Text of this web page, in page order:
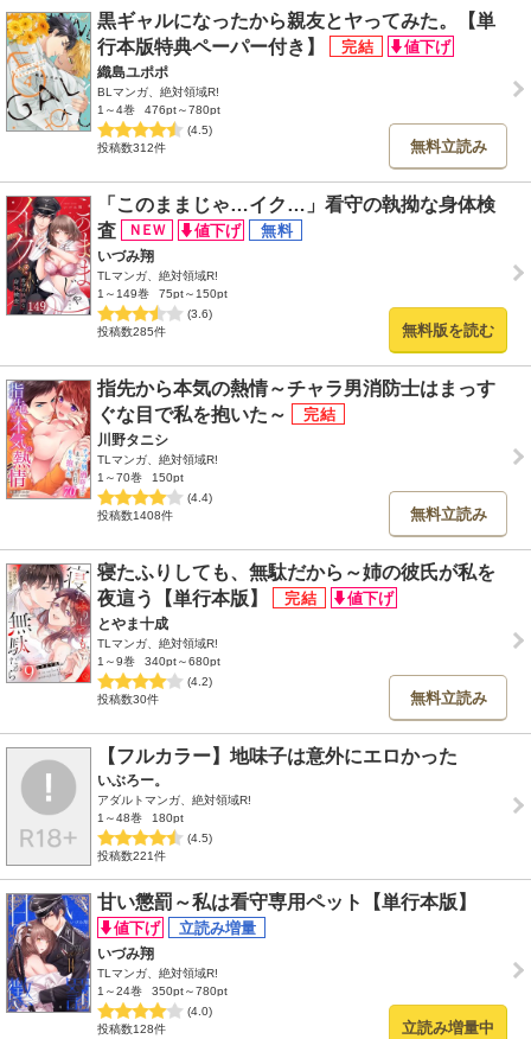
黒ギャルになったから親友とヤってみた。【単
行本版特典ペーパー付き】
織島ユポポ
BLマンガ、絶対領域R!
1～4巻
476pt～780pt
(4.5)
投稿数312件
無料立読み
「このままじゃ…イク…」看守の執拗な身体検
査
いづみ翔
TLマンガ、絶対領域R!
1～149巻
75pt～150pt
(3.6)
投稿数285件
無料版を読む
指先から本気の熱情～チャラ男消防士はまっす
ぐな目で私を抱いた～
川野タニシ
TLマンガ、絶対領域R!
1～70巻
150pt
(4.4)
投稿数1408件
無料立読み
寝たふりしても、無駄だから～姉の彼氏が私を
夜這う【単行本版】
とやま十成
TLマンガ、絶対領域R!
1～9巻
340pt～680pt
(4.2)
投稿数30件
無料立読み
【フルカラー】地味子は意外にエロかった
いぶろー。
アダルトマンガ、絶対領域R!
1～48巻
180pt
(4.5)
投稿数221件
甘い懲罰～私は看守専用ペット【単行本版】
いづみ翔
TLマンガ、絶対領域R!
1～24巻
350pt～780pt
(4.0)
投稿数128件
立読み増量中